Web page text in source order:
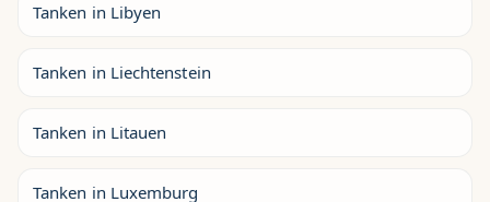
Tanken in Libyen
Tanken in Liechtenstein
Tanken in Litauen
Tanken in Luxemburg